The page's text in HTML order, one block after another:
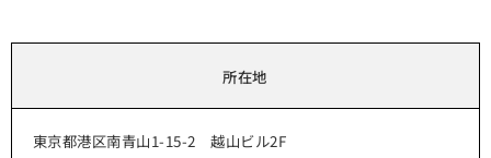
所在地
東京都港区南青山1-15-2 越山ビル2F